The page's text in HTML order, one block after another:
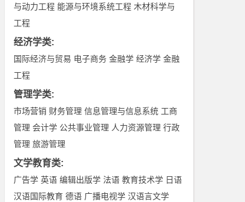
与动力工程 能源与环境系统工程 木材科学与
工程
经济学类:
国际经济与贸易 电子商务 金融学 经济学 金融
工程
管理学类:
市场营销 财务管理 信息管理与信息系统 工商
管理 会计学 公共事业管理 人力资源管理 行政
管理 旅游管理
文学教育类:
广告学 英语 编辑出版学 法语 教育技术学 日语
汉语国际教育 德语 广播电视学 汉语言文学